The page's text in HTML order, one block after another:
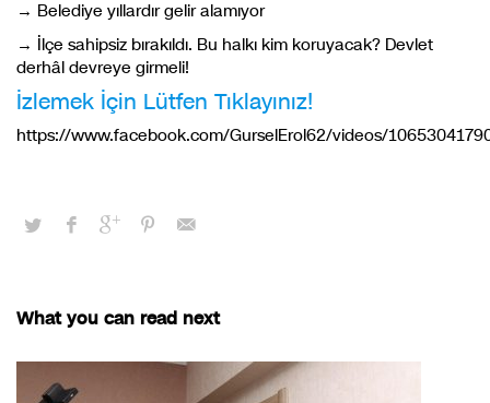
→ Belediye yıllardır gelir alamıyor
→ İlçe sahipsiz bırakıldı. Bu halkı kim koruyacak? Devlet
derhâl devreye girmeli!
İzlemek İçin Lütfen Tıklayınız!
https://www.facebook.com/GurselErol62/videos/
What you can read next